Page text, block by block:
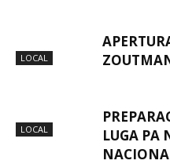
LOCAL
LOCAL
LUGA PA